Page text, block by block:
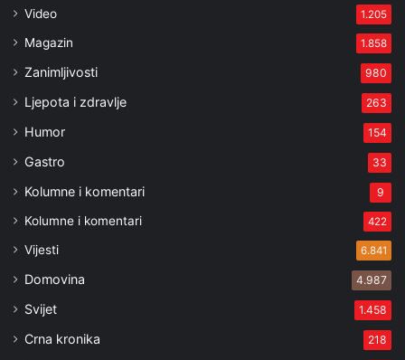
Video 1.205
Magazin 1.858
Zanimljivosti 980
Ljepota i zdravlje 263
Humor 154
Gastro 33
Kolumne i komentari 9
Kolumne i komentari 422
Vijesti 6.841
Domovina 4.987
Svijet 1.458
Crna kronika 218